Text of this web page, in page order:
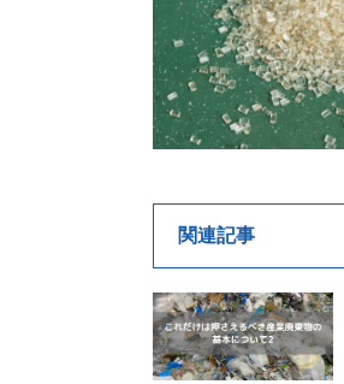
関連記事